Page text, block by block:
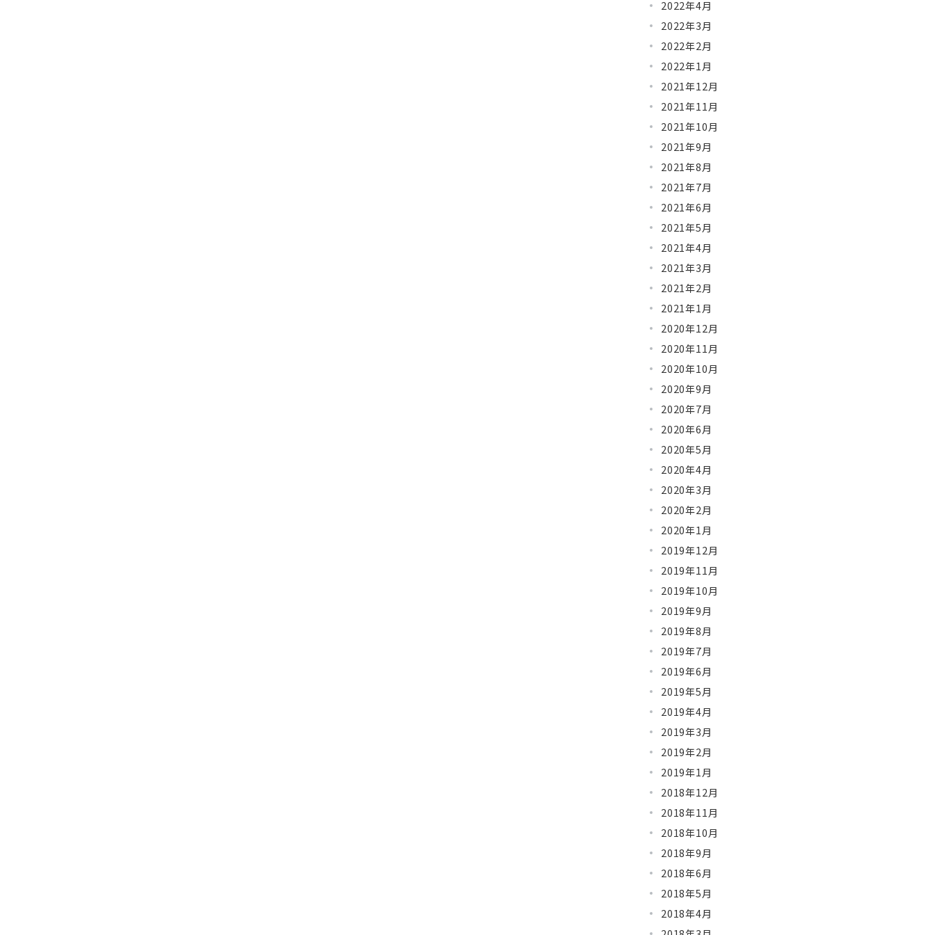
2022年4月
2022年3月
2022年2月
2022年1月
2021年12月
2021年11月
2021年10月
2021年9月
2021年8月
2021年7月
2021年6月
2021年5月
2021年4月
2021年3月
2021年2月
2021年1月
2020年12月
2020年11月
2020年10月
2020年9月
2020年7月
2020年6月
2020年5月
2020年4月
2020年3月
2020年2月
2020年1月
2019年12月
2019年11月
2019年10月
2019年9月
2019年8月
2019年7月
2019年6月
2019年5月
2019年4月
2019年3月
2019年2月
2019年1月
2018年12月
2018年11月
2018年10月
2018年9月
2018年6月
2018年5月
2018年4月